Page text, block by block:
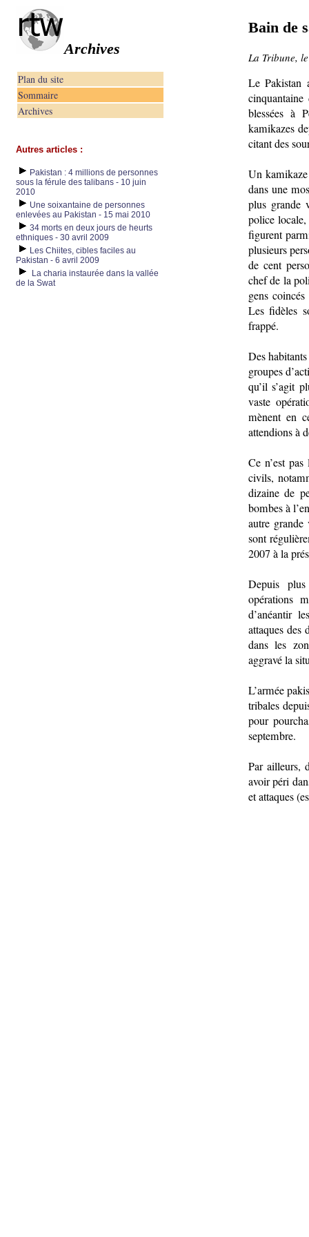
Archives
Plan du site
Sommaire
Archives
Autres articles :
Pakistan : 4 millions de personnes
sous la férule des talibans - 10 juin
2010
Une soixantaine de personnes
enlevées au Pakistan - 15 mai 2010
34 morts en deux jours de heurts
ethniques - 30 avril 2009
Les Chiites, cibles faciles au
Pakistan - 6 avril 2009
La charia instaurée dans la vallée
de la Swat
Bain de
La Tribune,
Le Pakistan
blessées à
kamikazes
citant des
Un
dans une
plus grande
police locale,
figurent
plusieurs
de cent
chef de la
gens
Les fidèles
frappé.
Des
groupes
qu’il s’agit
vaste
mènent en
attendions à
Ce n’est
civils,
dizaine de
bombes à
autre
sont
2007 à la
Depuis
opérations
d’anéantir
attaques des
dans les
aggravé la
L’armée
tribales
pour
septembre.
Par ailleurs,
avoir péri
et attaques